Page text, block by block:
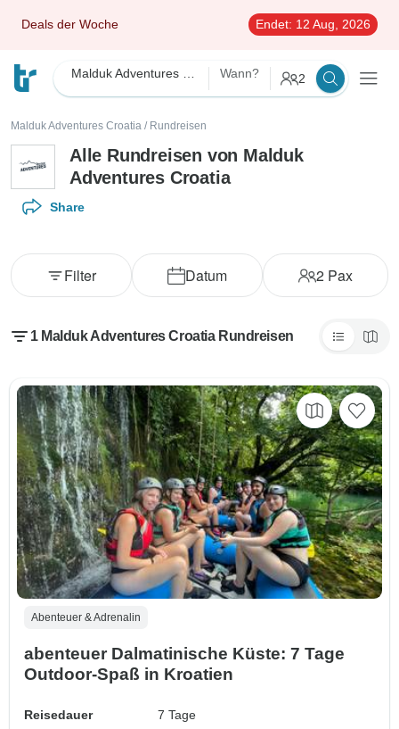
Deals der Woche Endet: 12 Aug, 2026
Wann? 2
Malduk Adventures Croatia / Rundreisen
Alle Rundreisen von Malduk
Adventures Croatia
Share
Datum 2 Pax
Filter
1 Malduk Adventures Croatia Rundreisen
Abenteuer & Adrenalin
abenteuer Dalmatinische Küste: 7 Tage
Outdoor-Spaß in Kroatien
Reisedauer
7 Tage